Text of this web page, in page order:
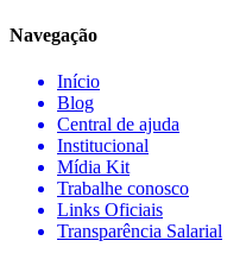
Navegação
Início
Blog
Central de ajuda
Institucional
Mídia Kit
Trabalhe conosco
Links Oficiais
Transparência Salarial